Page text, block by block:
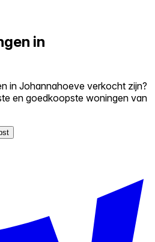
in
in Johannahoeve verkocht zijn?
en goedkoopste woningen van